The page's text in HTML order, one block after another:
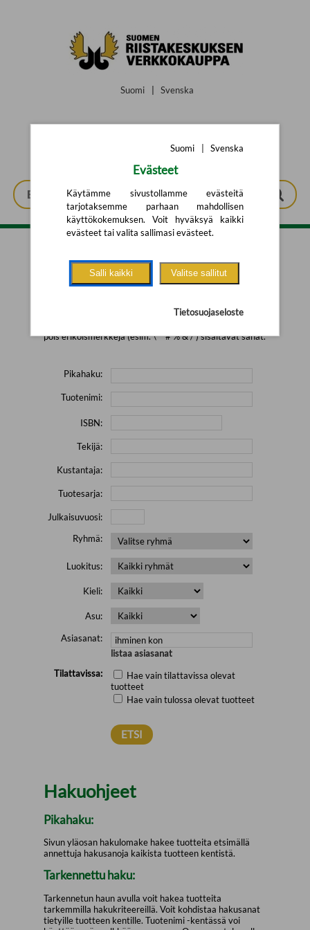
Suomi Svenska
Tarkennettu haku
pois erikoismerkkejä (esim. \' " # % & / ) sisältävät sanat.
Pikahaku:
Tuotenimi:
ISBN:
Tekijä:
Kustantaja:
Tuotesarja:
Julkaisuvuosi:
Ryhmä:
Luokitus:
Kieli:
Asu:
Asiasanat:
listaa asiasanat
Tilattavissa:
Hae vain tilattavissa olevat
tuotteet
Hae vain tulossa olevat tuotteet
Hakuohjeet
Pikahaku:
Sivun yläosan hakulomake hakee tuotteita etsimällä
annettuja hakusanoja kaikista tuotteen kentistä.
Tarkennettu haku:
Tarkennetun haun avulla voit hakea tuotteita
tarkemmilla hakukriteereillä. Voit kohdistaa hakusanat
tietyille tuotteen kentille. Tuotenimi -kentässä voi
Suomi Svenska
Evästeet
Käytämme sivustollamme evästeitä
tarjotaksemme parhaan mahdollisen
käyttökokemuksen. Voit hyväksyä kaikki
evästeet tai valita sallimasi evästeet.
Salli kaikki Valitse sallitut
Tietosuojaseloste